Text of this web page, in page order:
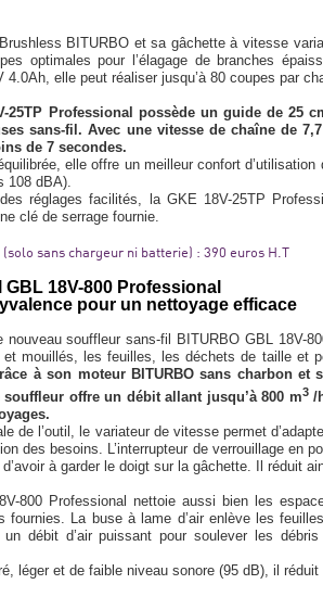
BITURBO et sa gâchette à vitesse
optimales pour l’élagage de branches
4.0Ah, elle peut réaliser jusqu’à 80 coupes par
25TP Professional possède un guide de 25
sans-fil. Avec une vitesse de chaîne de
de 7 secondes.
elle offre un meilleur confort
108 dBA).
réglages facilités, la GKE 18V-25TP
clé de serrage fournie.
sans chargeur ni batterie) : 390 euros H.T
18V-800 Professional
pour un nettoyage efficace
nouveau souffleur sans-fil BITURBO GBL 18V-
mouillés, les feuilles, les déchets de taille et
à son moteur BITURBO sans charbon
souffleur offre un débit allant jusqu’à 800 m3/
de l’outil, le variateur de vitesse permet
des besoins. L’interrupteur de verrouillage en
à garder le doigt sur la gâchette. Il réduit
800 Professional nettoie aussi bien les
fournies. La buse à lame d’air enlève les
un débit d’air puissant pour soulever les
léger et de faible niveau sonore (95 dB), il